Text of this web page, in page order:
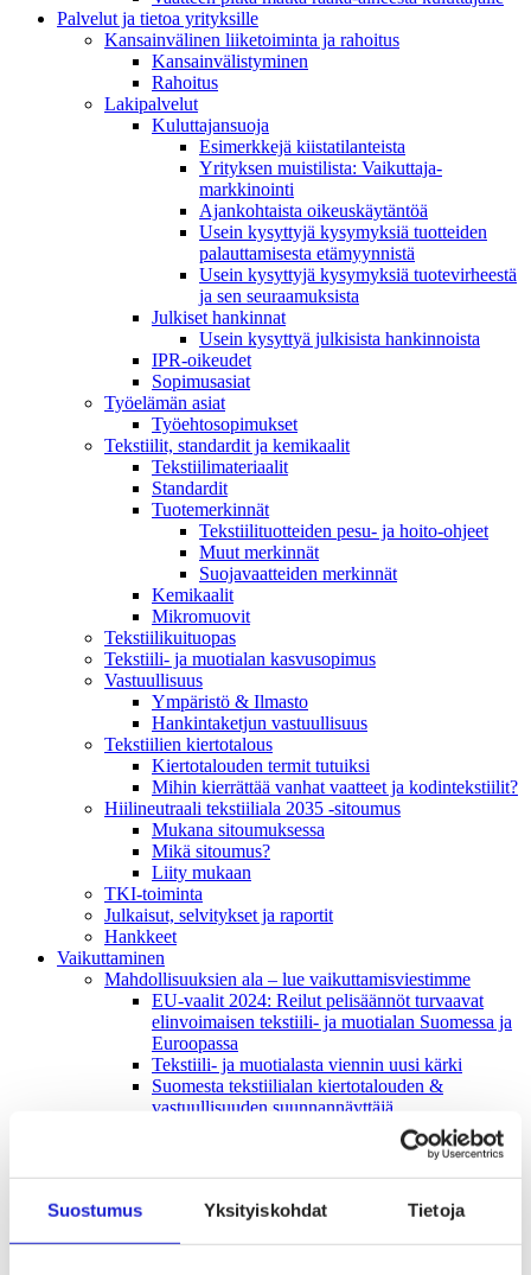
Suostumus Yksityiskohdat Tietoja
Palvelut ja tietoa yrityksille
Kansainvälinen liiketoiminta ja rahoitus
Kansain­välistyminen
Rahoitus
Lakipalvelut
Kuluttajansuoja
Esimerkkejä kiistatilanteista
Yrityksen muistilista: Vaikuttaja­
markkinointi
Ajankohtaista oikeuskäytäntöä
Usein kysyttyjä kysymyksiä tuotteiden
palauttamisesta etämyynnistä
Usein kysyttyjä kysymyksiä tuotevirheestä
ja sen seuraamuksista
Julkiset hankinnat
Usein kysyttyä julkisista hankinnoista
IPR-oikeudet
Sopimusasiat
Työelämän asiat
Työehto­sopimukset
Tekstiilit, standardit ja kemikaalit
Tekstiilimateriaalit
Standardit
Tuotemerkinnät
Tekstiilituotteiden pesu- ja hoito-ohjeet
Muut merkinnät
Suojavaatteiden merkinnät
Kemikaalit
Mikromuovit
Tekstiilikuitu­opas
Tekstiili- ja muotialan kasvusopimus
Vastuullisuus
Ympäristö & Ilmasto
Hankintaketjun vastuullisuus
Tekstiilien kiertotalous
Kiertotalouden termit tutuiksi
Mihin kierrättää vanhat vaatteet ja kodintekstiilit?
Hiilineutraali tekstiiliala 2035 -sitoumus
Mukana sitoumuksessa
Mikä sitoumus?
Liity mukaan
TKI-toiminta
Julkaisut, selvitykset ja raportit
Hankkeet
Vaikuttaminen
Mahdollisuuksien ala – lue vaikuttamis­viestimme
EU-vaalit 2024: Reilut pelisäännöt turvaavat
elinvoimaisen tekstiili- ja muotialan Suomessa ja
Euroopassa
Tekstiili- ja muotialasta viennin uusi kärki
Suomesta tekstiilialan kiertotalouden &
vastuullisuuden suunnannäyttäjä
Tekstiili- ja muotiala tarvitsee monipuolista
Luodaan kannusteet kuluttajan vihreään